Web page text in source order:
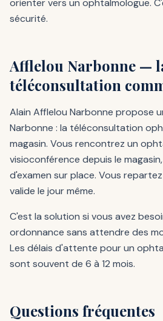
orienter vers un ophtalmologue.
sécurité.
Afflelou Narbonne —
téléconsultation
Alain Afflelou Narbonne propose
Narbonne : la téléconsultation
magasin. Vous rencontrez un
visioconférence depuis le
d'examen sur place. Vous
valide le jour même.
C'est la solution si vous avez
ordonnance sans attendre des
Les délais d'attente pour un
sont souvent de 6 à 12 mois.
Questions fréquentes